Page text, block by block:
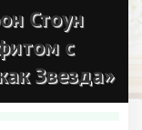
Стоун
с
Звезда»